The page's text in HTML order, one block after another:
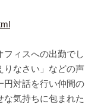
フィスへの出勤でし
りなさい」などの声
円対話を行い仲間の
気持ちに包まれた